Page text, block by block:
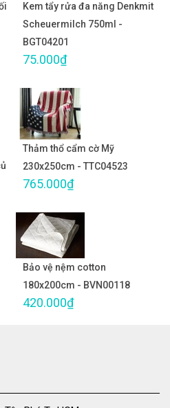
Kem tẩy rửa đa năng Denkmit
Scheuermilch 750ml -
BGT04201
75.000₫
Thảm thổ cẩm cờ Mỹ
230x250cm - TTC04523
765.000₫
Bảo vệ nệm cotton
180x200cm - BVN00118
420.000₫